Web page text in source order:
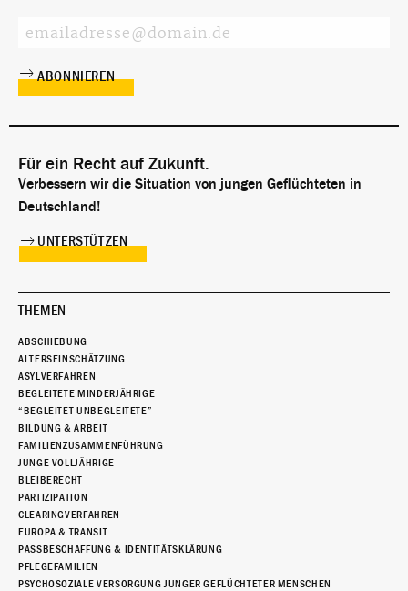
Für ein Recht auf Zukunft.
Verbessern wir die Situation von jungen Geflüchteten in
Deutschland!
UNTERSTÜTZEN
THEMEN
ABSCHIEBUNG
ALTERSEINSCHÄTZUNG
ASYLVERFAHREN
BEGLEITETE MINDERJÄHRIGE
“BEGLEITET UNBEGLEITETE”
BILDUNG & ARBEIT
FAMILIENZUSAMMENFÜHRUNG
JUNGE VOLLJÄHRIGE
BLEIBERECHT
PARTIZIPATION
CLEARINGVERFAHREN
EUROPA & TRANSIT
PASSBESCHAFFUNG & IDENTITÄTSKLÄRUNG
PFLEGEFAMILIEN
PSYCHOSOZIALE VERSORGUNG JUNGER GEFLÜCHTETER MENSCHEN